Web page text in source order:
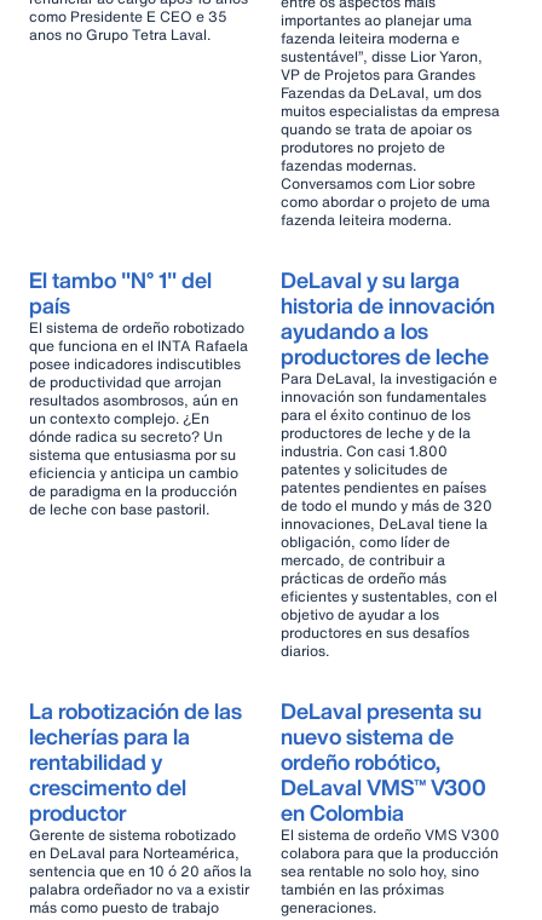
como Presidente E CEO e 35
anos no Grupo Tetra Laval.
importantes ao planejar uma
fazenda leiteira moderna e
sustentável”, disse Lior Yaron,
VP de Projetos para Grandes
Fazendas da DeLaval, um dos
muitos especialistas da empresa
quando se trata de apoiar os
produtores no projeto de
fazendas modernas.
Conversamos com Lior sobre
como abordar o projeto de uma
fazenda leiteira moderna.
El tambo "N° 1" del
país
El sistema de ordeño robotizado
que funciona en el INTA Rafaela
posee indicadores indiscutibles
de productividad que arrojan
resultados asombrosos, aún en
un contexto complejo. ¿En
dónde radica su secreto? Un
sistema que entusiasma por su
eficiencia y anticipa un cambio
de paradigma en la producción
de leche con base pastoril.
DeLaval y su larga
historia de innovación
ayudando a los
productores de leche
Para DeLaval, la investigación e
innovación son fundamentales
para el éxito continuo de los
productores de leche y de la
industria. Con casi 1.800
patentes y solicitudes de
patentes pendientes en países
de todo el mundo y más de 320
innovaciones, DeLaval tiene la
obligación, como líder de
mercado, de contribuir a
prácticas de ordeño más
eficientes y sustentables, con el
objetivo de ayudar a los
productores en sus desafíos
diarios.
La robotización de las
lecherías para la
rentabilidad y
crescimento del
productor
Gerente de sistema robotizado
en DeLaval para Norteamérica,
sentencia que en 10 ó 20 años la
palabra ordeñador no va a existir
más como puesto de trabajo
DeLaval presenta su
nuevo sistema de
ordeño robótico,
DeLaval VMS™ V300
en Colombia
El sistema de ordeño VMS V300
colabora para que la producción
sea rentable no solo hoy, sino
también en las próximas
generaciones.